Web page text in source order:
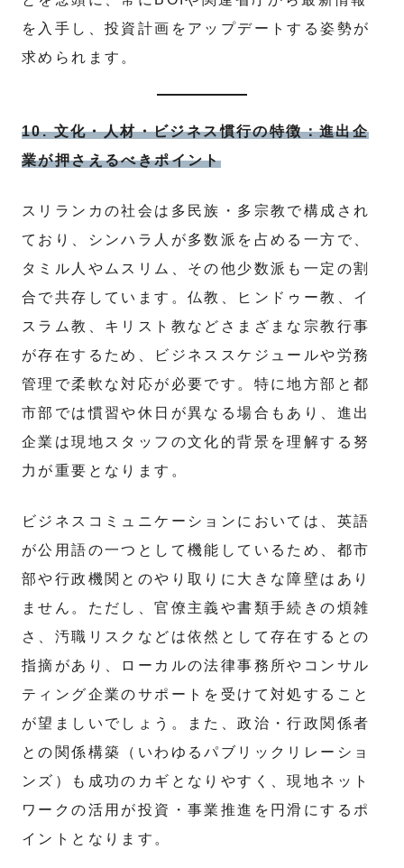
を入手し、投資計画をアップデートする姿勢が
求められます。
10. 文化・人材・ビジネス慣行の特徴：進出企
業が押さえるべきポイント
スリランカの社会は多民族・多宗教で構成され
ており、シンハラ人が多数派を占める一方で、
タミル人やムスリム、その他少数派も一定の割
合で共存しています。仏教、ヒンドゥー教、イ
スラム教、キリスト教などさまざまな宗教行事
が存在するため、ビジネススケジュールや労務
管理で柔軟な対応が必要です。特に地方部と都
市部では慣習や休日が異なる場合もあり、進出
企業は現地スタッフの文化的背景を理解する努
力が重要となります。
ビジネスコミュニケーションにおいては、英語
が公用語の一つとして機能しているため、都市
部や行政機関とのやり取りに大きな障壁はあり
ません。ただし、官僚主義や書類手続きの煩雑
さ、汚職リスクなどは依然として存在するとの
指摘があり、ローカルの法律事務所やコンサル
ティング企業のサポートを受けて対処すること
が望ましいでしょう。また、政治・行政関係者
との関係構築（いわゆるパブリックリレーショ
ンズ）も成功のカギとなりやすく、現地ネット
ワークの活用が投資・事業推進を円滑にするポ
イントとなります。